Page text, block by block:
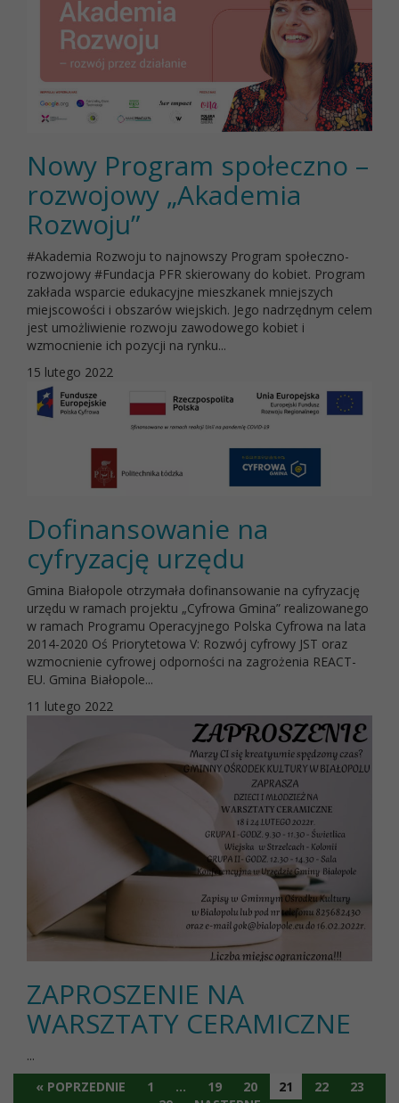
Nowy Program społeczno –
rozwojowy „Akademia
Rozwoju”
#Akademia Rozwoju to najnowszy Program społeczno-
rozwojowy #Fundacja PFR skierowany do kobiet. Program
zakłada wsparcie edukacyjne mieszkanek mniejszych
miejscowości i obszarów wiejskich. Jego nadrzędnym celem
jest umożliwienie rozwoju zawodowego kobiet i
wzmocnienie ich pozycji na rynku...
15 lutego 2022
Dofinansowanie na
cyfryzację urzędu
Gmina Białopole otrzymała dofinansowanie na cyfryzację
urzędu w ramach projektu „Cyfrowa Gmina” realizowanego
w ramach Programu Operacyjnego Polska Cyfrowa na lata
2014-2020 Oś Priorytetowa V: Rozwój cyfrowy JST oraz
wzmocnienie cyfrowej odporności na zagrożenia REACT-
EU. Gmina Białopole...
11 lutego 2022
ZAPROSZENIE NA
WARSZTATY CERAMICZNE
...
« POPRZEDNIE
1 … 19 20 21 22
23